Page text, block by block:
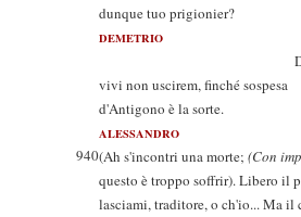
dunque tuo prigionier?
DEMETRIO
Da queste
vivi non uscirem, finché sospesa
d'Antigono è la sorte.
ALESSANDRO
940(Ah s'incontri una morte; (Con
questo è troppo soffrir). Libero il
lasciami, traditore, o ch'io... Ma il